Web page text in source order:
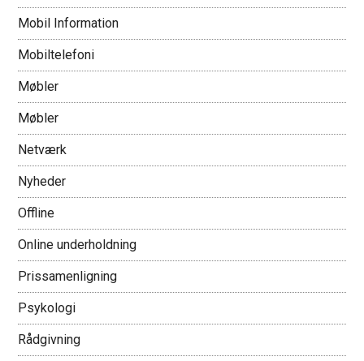
Mobil Information
Mobiltelefoni
Møbler
Møbler
Netværk
Nyheder
Offline
Online underholdning
Prissamenligning
Psykologi
Rådgivning